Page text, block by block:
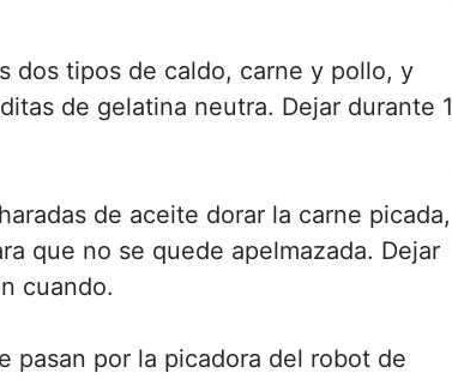
dos tipos de caldo, carne y pollo, y
de gelatina neutra. Dejar durante 1
de aceite dorar la carne picada,
que no se quede apelmazada. Dejar
cuando.
pasan por la picadora del robot de